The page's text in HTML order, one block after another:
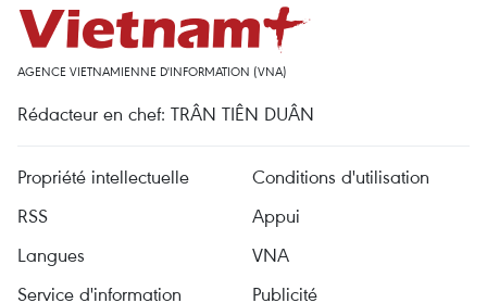
AGENCE VIETNAMIENNE D'INFORMATION (VNA)
Rédacteur en chef: TRÂN TIÊN DUÂN
Propriété intellectuelle
Conditions d'utilisation
RSS
Appui
Langues
VNA
Service d'information
Publicité